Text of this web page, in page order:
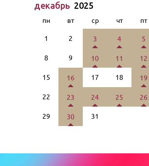
декабрь 2025
пн вт ср чт пт
1 2 3 4 5
8 9 10 11 12
15 16 17 18 19
22 23 24 25 26
29 30 31